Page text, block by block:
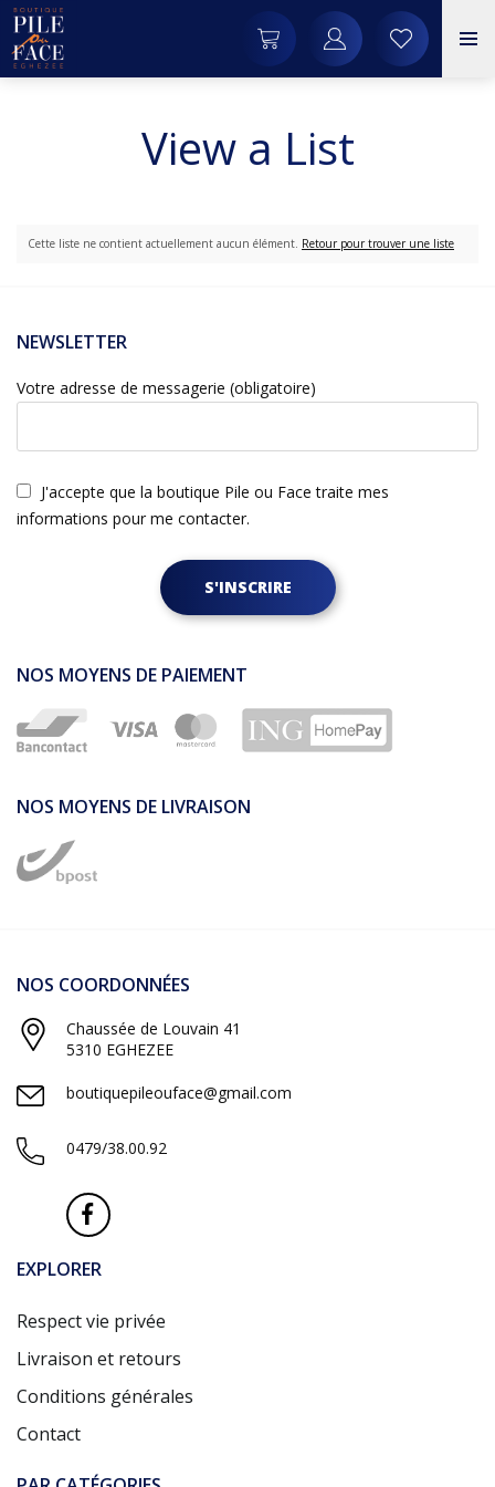
View a List
Cette liste ne contient actuellement aucun élément. Retour pour trouver une liste
NEWSLETTER
Votre adresse de messagerie (obligatoire)
J'accepte que la boutique Pile ou Face traite mes
informations pour me contacter.
S'INSCRIRE
NOS MOYENS DE PAIEMENT
NOS MOYENS DE LIVRAISON
NOS COORDONNÉES
Chaussée de Louvain 41
5310 EGHEZEE
boutiquepileouface@gmail.com
0479/38.00.92
EXPLORER
Respect vie privée
Livraison et retours
Conditions générales
Contact